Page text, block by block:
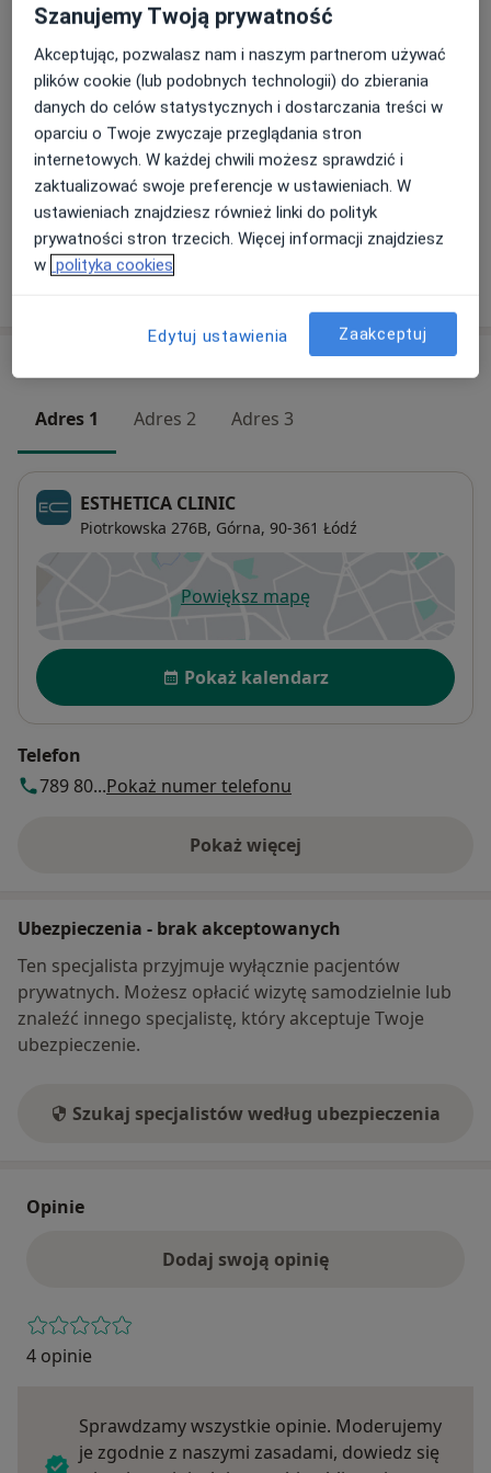
350 zł Szczegóły Umów wizytę
Nakładkowe wybielanie zębów
1 300 zł - 1 600 zł Szczegóły Umów wizytę
+ 10 usług
Adres 1 Adres 2 Adres 3
ESTHETICA CLINIC
Piotrkowska 276B, Górna, 90-361 Łódź
Powiększ mapęotwiera się w nowej karcie
Dostępność
Pokaż kalendarz
Telefon
789 80...Pokaż numer telefonu
Pokaż więcej
o adresie
Ubezpieczenia - brak akceptowanych
Ten specjalista przyjmuje wyłącznie pacjentów
prywatnych. Możesz opłacić wizytę samodzielnie lub
znaleźć innego specjalistę, który akceptuje Twoje
ubezpieczenie.
Szukaj specjalistów według ubezpieczenia
Opinie
Dodaj swoją opinię
4 opinie
Sprawdzamy wszystkie opinie. Moderujemy
je zgodnie z naszymi zasadami, dowiedz się
Szanujemy Twoją prywatność
Akceptując, pozwalasz nam i naszym partnerom używać
plików cookie (lub podobnych technologii) do zbierania
danych do celów statystycznych i dostarczania treści w
oparciu o Twoje zwyczaje przeglądania stron
internetowych. W każdej chwili możesz sprawdzić i
zaktualizować swoje preferencje w ustawieniach. W
ustawieniach znajdziesz również linki do polityk
prywatności stron trzecich. Więcej informacji znajdziesz
w polityka cookies
Edytuj ustawienia Zaakceptuj